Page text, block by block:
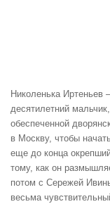
Николенька
десятилетний
обеспеченной
в Москву, чтобы
еще до конца
тому, как он
потом с Сережей
весьма